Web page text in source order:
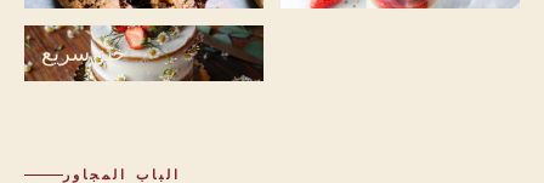
خبز سريع
الباب المجاور